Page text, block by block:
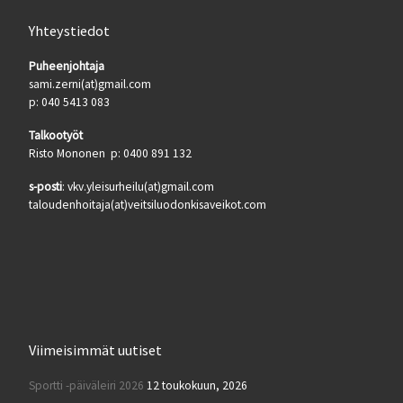
Yhteystiedot
Puheenjohtaja
sami.zerni(at)gmail.com
p: 040 5413 083
Talkootyöt
Risto Mononen p: 0400 891 132
s-posti: vkv.yleisurheilu(at)gmail.com
taloudenhoitaja(at)veitsiluodonkisaveikot.com
Viimeisimmät uutiset
Sportti -päiväleiri 2026 12 toukokuun, 2026